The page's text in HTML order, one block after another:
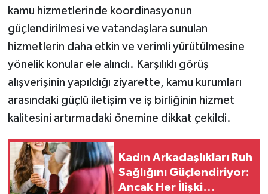
kamu hizmetlerinde koordinasyonun
güçlendirilmesi ve vatandaşlara sunulan
hizmetlerin daha etkin ve verimli yürütülmesine
yönelik konular ele alındı. Karşılıklı görüş
alışverişinin yapıldığı ziyarette, kamu kurumları
arasındaki güçlü iletişim ve iş birliğinin hizmet
kalitesini artırmadaki önemine dikkat çekildi.
Kadın Arkadaşlıkları Ruh
Sağlığını Güçlendiriyor:
Ancak Her İlişki